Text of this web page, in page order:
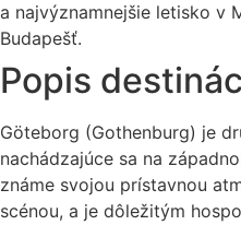
a najvýznamnejšie letisko v
Budapešť.
Popis
Göteborg (Gothenburg) je
nachádzajúce sa na
známe svojou prístavnou
scénou, a je dôležitým